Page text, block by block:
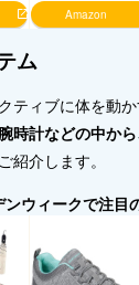
Amazon
ム
ティブに体を動
時計などの中か
紹介します。
ウィークで注目